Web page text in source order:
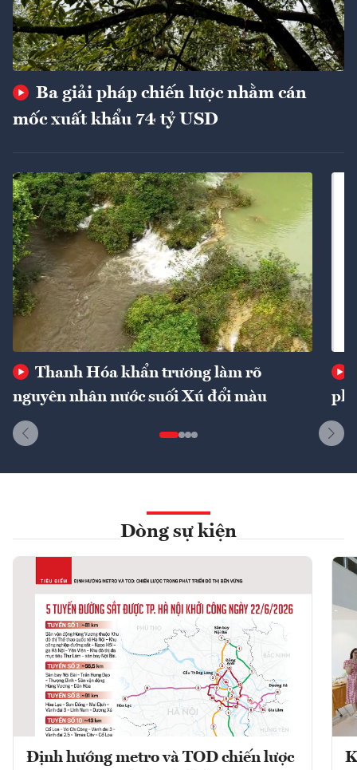
Ba giải pháp chiến lược nhằm cán
mốc xuất khẩu 74 tỷ USD
Thanh Hóa khẩn trương làm rõ
nguyên nhân nước suối Xú đổi màu
phí
Dòng sự kiện
Định hướng metro và TOD chiến lược